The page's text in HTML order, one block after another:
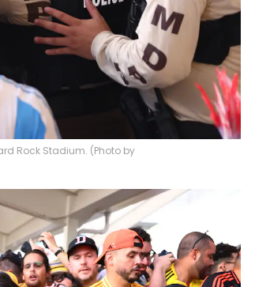
Rock Stadium. (Photo by